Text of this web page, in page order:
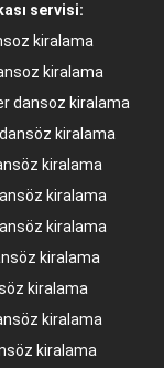
servisi:
kiralama
kiralama
dansoz kiralama
kiralama
kiralama
kiralama
kiralama
kiralama
kiralama
kiralama
kiralama